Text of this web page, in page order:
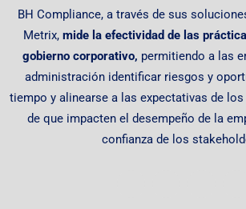
BH Compliance, a través de sus
Metrix, mide la efectividad de las
gobierno corporativo, permitiendo a las
administración identificar riesgos y
tiempo y alinearse a las expectativas de
de que impacten el desempeño de la
confianza de los